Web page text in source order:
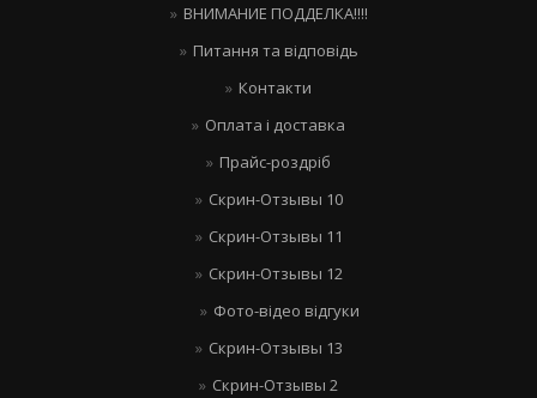
ВНИМАНИЕ ПОДДЕЛКА!!!!
Питання та відповідь
Контакти
Оплата і доставка
Прайс-роздріб
Скрин-Отзывы 10
Скрин-Отзывы 11
Скрин-Отзывы 12
Фото-відео відгуки
Скрин-Отзывы 13
Скрин-Отзывы 2